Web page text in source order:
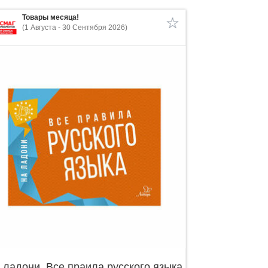
Товары месяца!
(1 Августа - 30 Сентября 2026)